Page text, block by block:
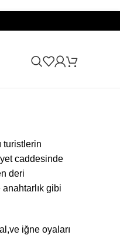
turistlerin
caddesinde
deri
gibi
iğne oyaları